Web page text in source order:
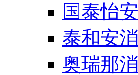
国泰怡安
泰和安消
奥瑞那消